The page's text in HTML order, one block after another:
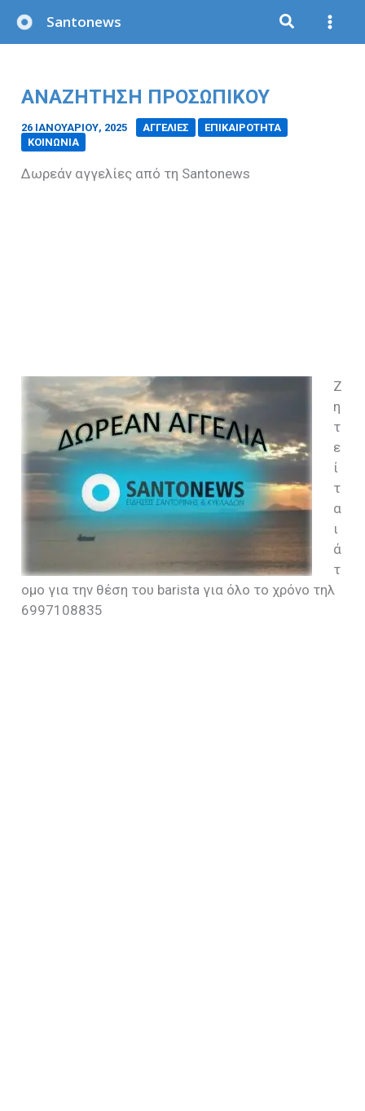
στο
Santonews
ΑΝΑΖΉΤΗΣΗ ΠΡΟΣΩΠΙΚΟΎ
26 ΙΑΝΟΥΑΡΊΟΥ, 2025 ΑΓΓΕΛΙΕΣ
ΕΠΙΚΑΙΡΟΤΗΤΑ
ΚΟΙΝΩΝΙΑ
Δωρεάν αγγελίες από τη Santonews
Ζ
η
τ
ε
ί
τ
α
ι
ά
τ
ομο για την θέση του barista για όλο το χρόνο τηλ
6997108835